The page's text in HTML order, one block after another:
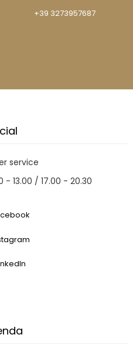
+39 3273957687
service
13.00 / 17.00 - 20.30